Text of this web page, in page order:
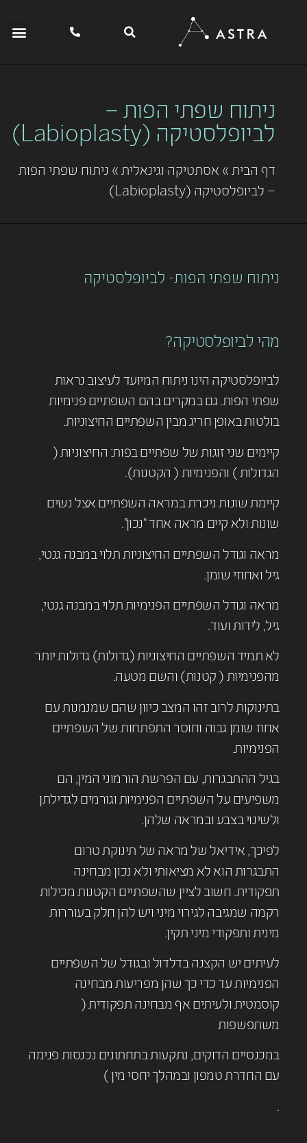
ניתוח שפתי הפות –
לביופלסטיקה (Labioplasty)
דף הבית » אסתטיקה וגינאלית » ניתוח שפתי הפות
– לביופלסטיקה (Labioplasty)
ניתוח שפתי הפות- לביופלסטיקה
מהי לביופלסטיקה?
לביופלסטיקה הינו ניתוח המיועד לעיצוב נראות
שפתי הפות. גם במקרים בהם השפתיים פנימיות
בולטות באופן חריג מבין השפתיים החיצוניות.
קיימים שני זוגות של שפתיים בפות: החיצוניות (
הגדולות ) והפנימיות ( הקטנות).
קיימת שונות ניכרת במראה השפתיים אצל נשים
שונות ולא קיים מראה אחד “נכון”.
מראה וגודל השפתיים החיצוניות תלוי במבנה גנטי,
גיל ואחוזי שומן.
מראה וגודל השפתיים הפנימיות תלוי במבנה גנטי,
גיל, לידות ועוד.
לא תמיד השפתיים החיצוניות (גדולות) גדולות יותר
מהפנימיות ( קטנות) והשם מטעה.
בתינוקות לרוב זהו המצב כיוון שהם שמנמנות עם
אחוז שומן גבוה וחוסר התפתחות של השפתיים
הפנימיות.
בגיל ההתבגרות, עם הפרשת הורמוני המין, הם
משפיעים על השפתיים הפנימיות וגורמים לגדילתן
ולשינוי בצבע ובמראה שלהן.
לפיכך, אידיאל של מראה של תינוקת טרום
התבגרות הוא לא מציאותי ולא נכון מבחינה
תפקודית. חשוב לציין שהשפתיים הקטנות מכילות
רקמה שמגיבה לגירוי מיני ויש להן חלק בעוררות
מינית ותפקודי מיני תקין.
לעיתים יש הקצנה בדלדול ובגודל של השפתיים
הפנימיות עד כדי כך שהן מפריעות מבחינה
קוסמטית ולעיתים אף מבחינה תפקודית (
משתפשפות
במכנסיים הדוקים, נתקעות בתחתונים נכנסות פנימה
עם החדרת טמפון ובמהלך יחסי מין )
.